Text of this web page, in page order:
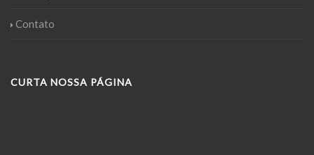
Contato
CURTA NOSSA PÁGINA